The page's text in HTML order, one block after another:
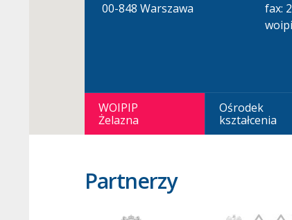
00-848 Warszawa
fax:
WOIPIP
Żelazna
Ośrodek
kształcenia
Partnerzy